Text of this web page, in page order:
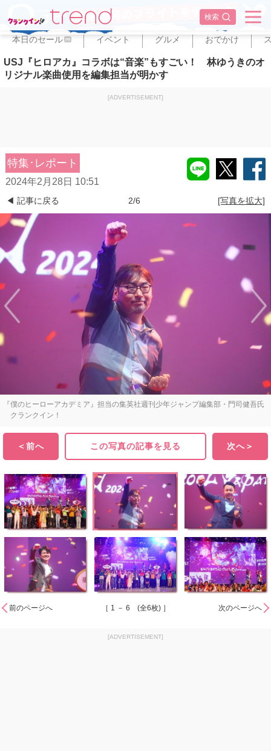
検索
✕
本日のセール PR イベント グルメ おでかけ
USJ『ヒロアカ』コラボは“音楽”もすごい！ 林ゆうきのオ
リジナル楽曲使用を編集担当が明かす
[ADVERTISEMENT]
特集･レポート
2024年2月28日 10:51
◀ 記事に戻る 2/6 [写真を拡大]
『僕のヒーローアカデミア』担当の集英社週刊少年ジャンプ編集部・門司健吾氏
クランクイン！
＜前へ この写真の記事を見る 次へ＞
前のページへ ［ 1 － 6 (全6枚) ］ 次のページへ
[ADVERTISEMENT]